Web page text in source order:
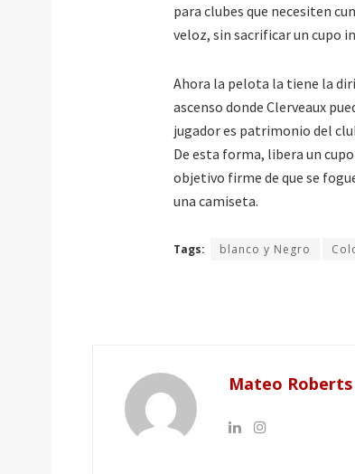
para clubes que necesiten
veloz, sin sacrificar un cupo
Ahora la pelota la tiene la
ascenso donde Clerveaux
jugador es patrimonio del
De esta forma, libera un
objetivo firme de que se
una camiseta.
Tags: blanco y Negro
Mateo Roberts